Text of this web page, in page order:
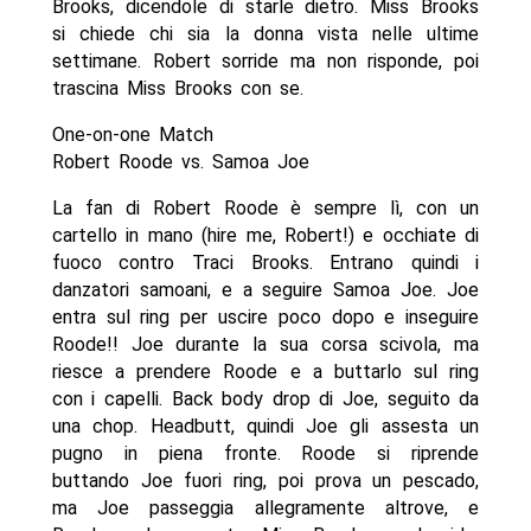
Brooks, dicendole di starle dietro. Miss Brooks
si chiede chi sia la donna vista nelle ultime
settimane. Robert sorride ma non risponde, poi
trascina Miss Brooks con se.
One-on-one Match
Robert Roode vs. Samoa Joe
La fan di Robert Roode è sempre lì, con un
cartello in mano (hire me, Robert!) e occhiate di
fuoco contro Traci Brooks. Entrano quindi i
danzatori samoani, e a seguire Samoa Joe. Joe
entra sul ring per uscire poco dopo e inseguire
Roode!! Joe durante la sua corsa scivola, ma
riesce a prendere Roode e a buttarlo sul ring
con i capelli. Back body drop di Joe, seguito da
una chop. Headbutt, quindi Joe gli assesta un
pugno in piena fronte. Roode si riprende
buttando Joe fuori ring, poi prova un pescado,
ma Joe passeggia allegramente altrove, e